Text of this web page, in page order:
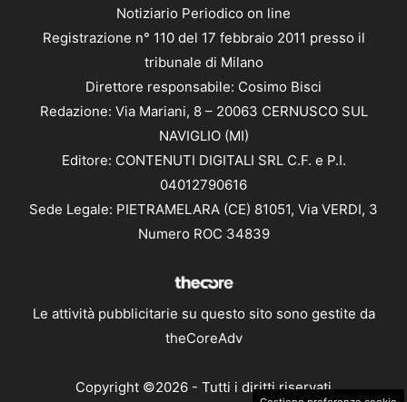
Notiziario Periodico on line
Registrazione n° 110 del 17 febbraio 2011 presso il
tribunale di Milano
Direttore responsabile: Cosimo Bisci
Redazione: Via Mariani, 8 – 20063 CERNUSCO SUL
NAVIGLIO (MI)
Editore: CONTENUTI DIGITALI SRL C.F. e P.I.
04012790616
Sede Legale: PIETRAMELARA (CE) 81051, Via VERDI, 3
Numero ROC 34839
Le attività pubblicitarie su questo sito sono gestite da
theCoreAdv
Copyright ©2026 - Tutti i diritti riservati